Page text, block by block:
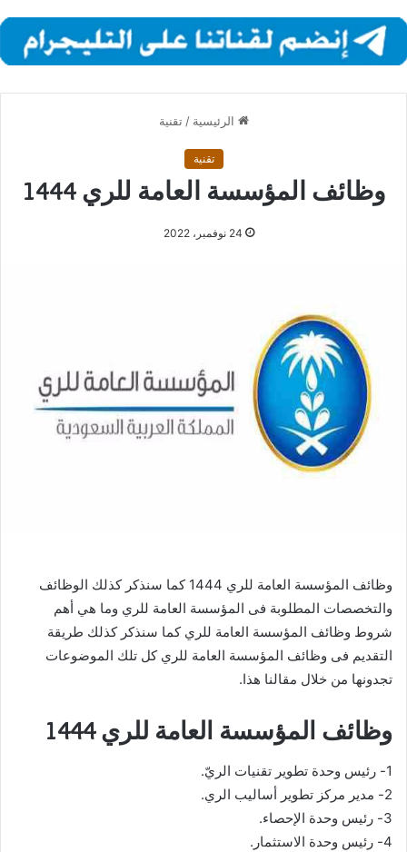
الرئيسية / تقنية
تقنية
وظائف المؤسسة العامة للري 1444
24 نوفمبر، 2022
وظائف المؤسسة العامة للري 1444 كما سنذكر كذلك الوظائف
والتخصصات المطلوبة فى المؤسسة العامة للري وما هي أهم
شروط وظائف المؤسسة العامة للري كما سنذكر كذلك طريقة
التقديم فى وظائف المؤسسة العامة للري كل تلك الموضوعات
تجدونها من خلال مقالنا هذا.
وظائف المؤسسة العامة للري 1444
1- رئيس وحدة تطوير تقنيات الريّ.
2- مدير مركز تطوير أساليب الري.
3- رئيس وحدة الإحصاء.
4- رئيس وحدة الاستثمار.